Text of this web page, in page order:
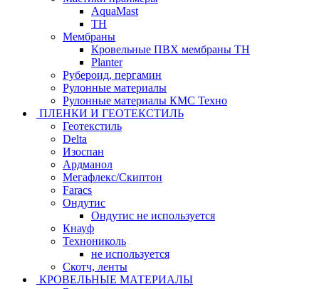
AquaMast
ТН
Мембраны
Кровельные ПВХ мембраны ТН
Planter
Рубероид, пергамин
Рулонные материалы
Рулонные материалы КМС Техно
ПЛЕНКИ И ГЕОТЕКСТИЛЬ
Геотекстиль
Delta
Изоспан
Ардманол
Мегафлекс/Скиптон
Faracs
Ондутис
Ондутис не используется
Кнауф
Технониколь
не используется
Скотч, ленты
КРОВЕЛЬНЫЕ МАТЕРИАЛЫ